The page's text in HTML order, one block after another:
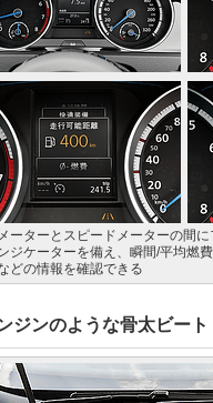
ーターとスピードメーターの間
ジケーターを備え、瞬間/平均燃
どの情報を確認できる
ジンのような骨太ビート